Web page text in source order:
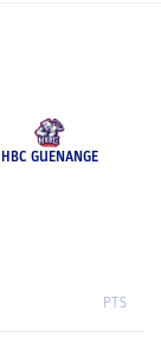
HBC GUENANGE
PTS